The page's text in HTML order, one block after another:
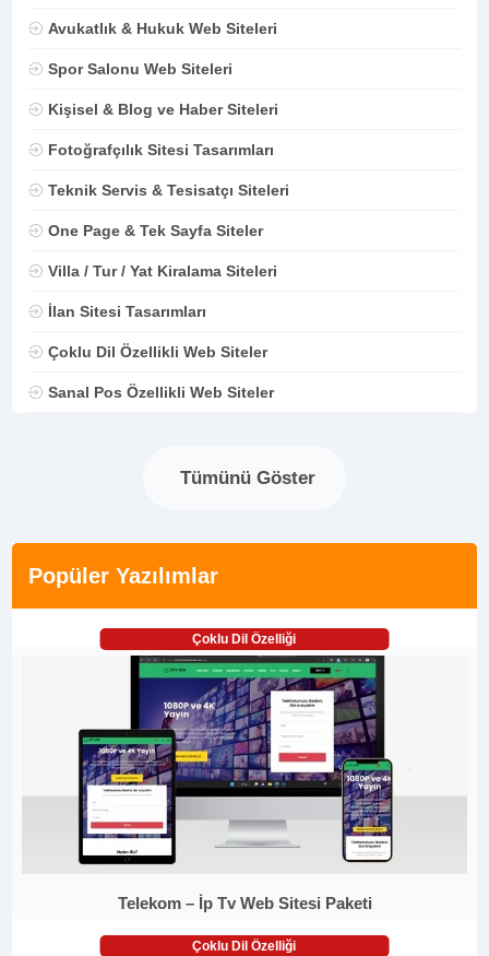
Avukatlık & Hukuk Web Siteleri
Spor Salonu Web Siteleri
Kişisel & Blog ve Haber Siteleri
Fotoğrafçılık Sitesi Tasarımları
Teknik Servis & Tesisatçı Siteleri
One Page & Tek Sayfa Siteler
Villa / Tur / Yat Kiralama Siteleri
İlan Sitesi Tasarımları
Çoklu Dil Özellikli Web Siteler
Sanal Pos Özellikli Web Siteler
Tümünü Göster
Popüler Yazılımlar
Çoklu Dil Özelliği
Telekom – İp Tv Web Sitesi Paketi
Çoklu Dil Özelliği